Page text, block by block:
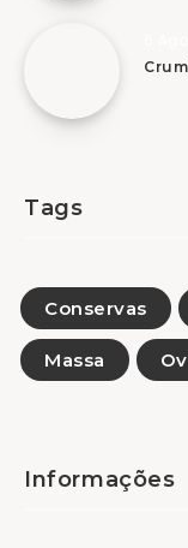
Tags
Conservas
Massa
Informações